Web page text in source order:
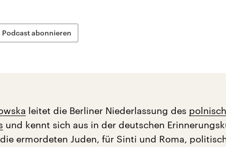
Podcast abonnieren
leitet die Berliner Niederlassung des
und kennt sich aus in der deutschen
ermordeten Juden, für Sinti und Roma,